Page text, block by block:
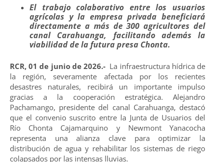
El trabajo colaborativo entre los usuarios
agrícolas y la empresa privada beneficiará
directamente a más de 300 agricultores del
canal Carahuanga, facilitando además la
viabilidad de la futura presa Chonta.
RCR, 01 de junio de 2026.- La infraestructura hídrica de
la región, severamente afectada por los recientes
desastres naturales, recibirá un importante impulso
gracias a la cooperación estratégica. Alejandro
Pachamango, presidente del canal Carahuanga, destacó
que el convenio suscrito entre la Junta de Usuarios del
Río Chonta Cajamarquino y Newmont Yanacocha
representa una alianza clave para optimizar la
distribución de agua y rehabilitar los sistemas de riego
colapsados por las intensas lluvias.